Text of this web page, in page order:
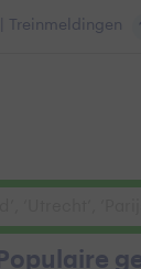
| Treinmeldingen
Populaire